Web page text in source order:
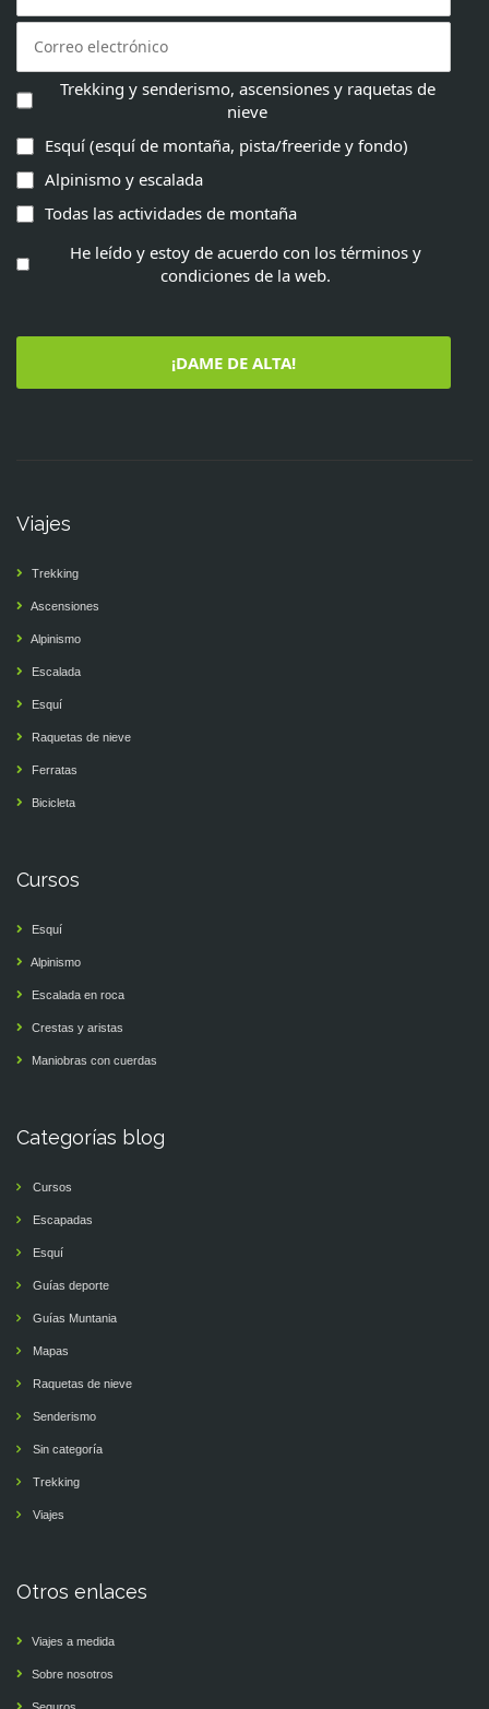
Trekking y senderismo, ascensiones y raquetas de
nieve
Esquí (esquí de montaña, pista/freeride y fondo)
Alpinismo y escalada
Todas las actividades de montaña
He leído y estoy de acuerdo con los términos y
condiciones de la web.
¡DAME DE ALTA!
Viajes
Trekking
Ascensiones
Alpinismo
Escalada
Esquí
Raquetas de nieve
Ferratas
Bicicleta
Cursos
Esquí
Alpinismo
Escalada en roca
Crestas y aristas
Maniobras con cuerdas
Categorías blog
Cursos
Escapadas
Esquí
Guías deporte
Guías Muntania
Mapas
Raquetas de nieve
Senderismo
Sin categoría
Trekking
Viajes
Otros enlaces
Viajes a medida
Sobre nosotros